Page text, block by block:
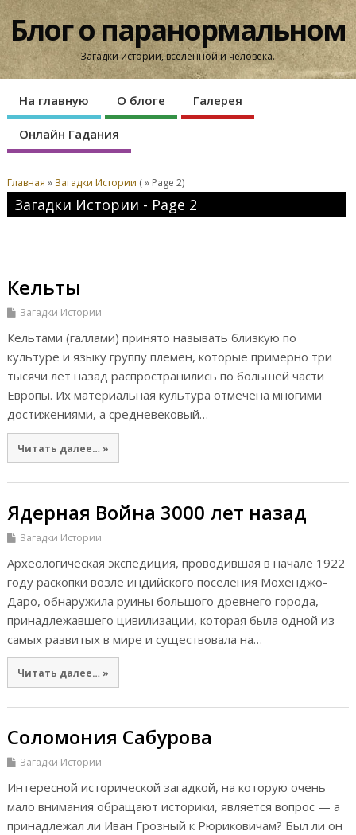
Блог о паранормальном
Загадки истории, вселенной и человека.
На главную О блоге Галерея
Онлайн Гадания
Главная » Загадки Истории ( » Page 2)
Загадки Истории - Page 2
Кельты
Загадки Истории
Кельтами (галлами) принято называть близкую по
культуре и языку группу племен, которые примерно три
тысячи лет назад распространились по большей части
Европы. Их материальная культура отмечена многими
достижениями, а средневековый…
Читать далее… »
Ядерная Война 3000 лет назад
Загадки Истории
Археологическая экспедиция, проводившая в начале 1922
году раскопки возле индийского поселения Мохенджо-
Даро, обнаружила руины большого древнего города,
принадлежавшего цивилизации, которая была одной из
самых развитых в мире и существовала на…
Читать далее… »
Соломония Сабурова
Загадки Истории
Интересной исторической загадкой, на которую очень
мало внимания обращают историки, является вопрос — а
принадлежал ли Иван Грозный к Рюриковичам? Был ли он